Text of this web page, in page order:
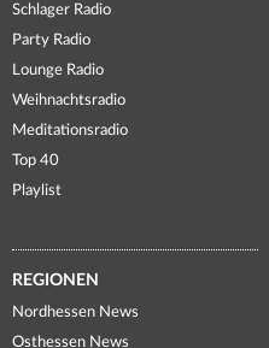
Schlager Radio
Party Radio
Lounge Radio
Weihnachtsradio
Meditationsradio
Top 40
Playlist
REGIONEN
Nordhessen News
Osthessen News